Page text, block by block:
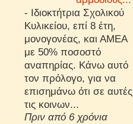
- Ιδιοκτήτρια Σχολικού
Κυλικείου, επί 8 έτη,
μονογονέας, και ΑΜΕΑ
με 50% ποσοστό
αναπηρίας. Κάνω αυτό
τον πρόλογο, για να
επισημάνω ότι σε αυτές
τις κοινων...
Πριν από 6 χρόνια